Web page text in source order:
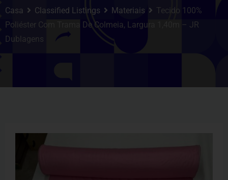
Casa Classified Listings Materiais
Tecido 100%
Poliéster Com Trama De Colmeia, Largura 1,40m – JR
Dublagens